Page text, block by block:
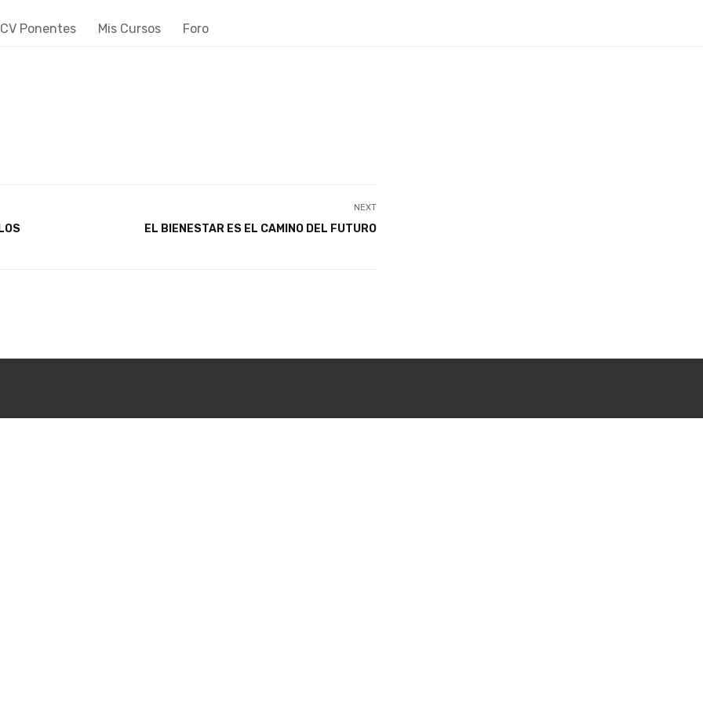
CV Ponentes Mis Cursos Foro
NEXT
EL BIENESTAR ES EL CAMINO DEL FUTURO